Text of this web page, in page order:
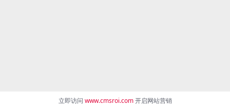
立即访问 www.cmsroi.com开启网站营销